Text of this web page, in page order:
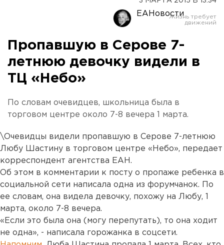
ЕАНовости
Пропавшую в Серове 7-
летнюю девочку видели в
ТЦ «Небо»
По словам очевидцев, школьница была в
торговом центре около 7-8 вечера 1 марта.
\Очевидцы видели пропавшую в Серове 7-летнюю
Любу Шастину в торговом центре «Небо», передает
корреспондент агентства ЕАН.
Об этом в комментарии к посту о пропаже ребенка в
социальной сети написала одна из форумчанок. По
ее словам, она видела девочку, похожу на Любу, 1
марта, около 7-8 вечера.
«Если это была она (могу перепутать), то она ходит
не одна», - написала горожанка в соцсети.